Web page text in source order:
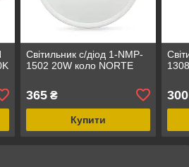
Світильник с/діод 1-NMP-
1502 20W коло NORTE
365₴
Купити
300